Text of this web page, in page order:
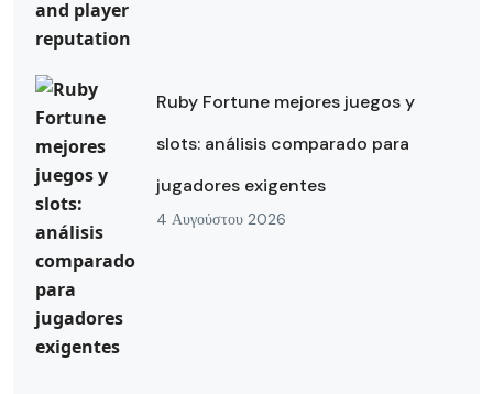
Ruby Fortune mejores juegos y
slots: análisis comparado para
jugadores exigentes
4 Αυγούστου 2026